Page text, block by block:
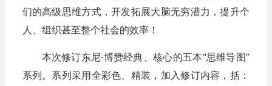
们的高级思维方式，开发拓展大脑无穷潜力，提升个
人、组织甚至整个社会的效率！
本次修订东尼·博赞经典、核心的五本“思维导图”
系列。系列采用全彩色、精装，加入修订内容，括：